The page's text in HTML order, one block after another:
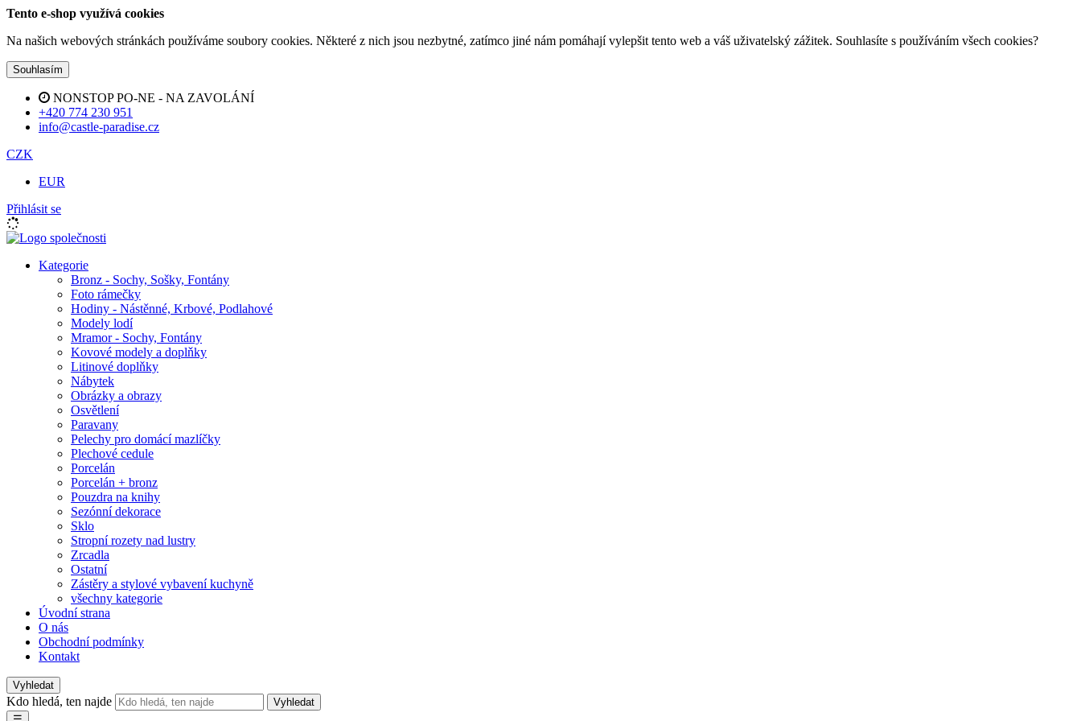
Tento e-shop využívá cookies
Na našich webových stránkách používáme soubory cookies. Některé z nich jsou nezbytné, zatímco jiné nám pomáhají vylepšit tento web a váš uživatelský zážitek. Souhlasíte s používáním všech cookies?
Souhlasím
NONSTOP PO-NE - NA ZAVOLÁNÍ
+420 774 230 951
info@castle-paradise.cz
CZK
EUR
Přihlásit se
Kategorie
Bronz - Sochy, Sošky, Fontány
Foto rámečky
Hodiny - Nástěnné, Krbové, Podlahové
Modely lodí
Mramor - Sochy, Fontány
Kovové modely a doplňky
Litinové doplňky
Nábytek
Obrázky a obrazy
Osvětlení
Paravany
Pelechy pro domácí mazlíčky
Plechové cedule
Porcelán
Porcelán + bronz
Pouzdra na knihy
Sezónní dekorace
Sklo
Stropní rozety nad lustry
Zrcadla
Ostatní
Zástěry a stylové vybavení kuchyně
všechny kategorie
Úvodní strana
O nás
Obchodní podmínky
Kontakt
Vyhledat
Kdo hledá, ten najde
Vyhledat